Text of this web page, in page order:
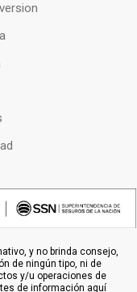
y no brinda consejo,
de ningún tipo, ni de
y/u operaciones de
de información aquí